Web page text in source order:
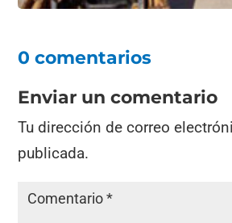
0 comentarios
Enviar un comentario
Tu dirección de correo
publicada.